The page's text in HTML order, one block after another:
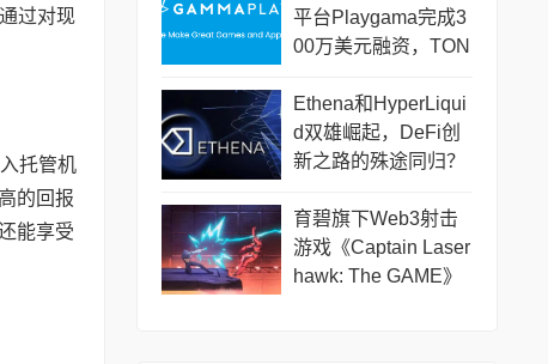
过对现
托管机
的回报
能享受
平台Playgama完成3
00万美元融资，TON
Ethena和HyperLiqui
d双雄崛起，DeFi创
新之路的殊途同归？
育碧旗下Web3射击
游戏《Captain Laser
hawk: The GAME》